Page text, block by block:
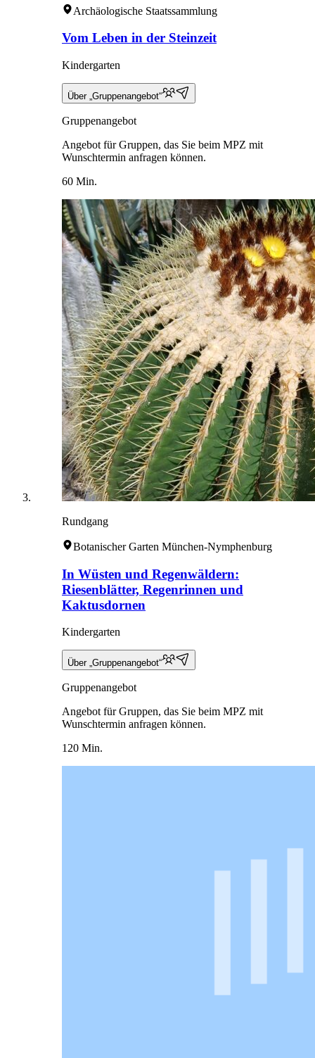
Archäologische Staatssammlung
Vom Leben in der Steinzeit
Kindergarten
Über „Gruppenangebot“
Gruppenangebot
Angebot für Gruppen, das Sie beim MPZ mit
Wunschtermin anfragen können.
60 Min.
Rundgang
Botanischer Garten München-Nymphenburg
In Wüsten und Regenwäldern:
Riesenblätter, Regenrinnen und
Kaktusdornen
Kindergarten
Über „Gruppenangebot“
Gruppenangebot
Angebot für Gruppen, das Sie beim MPZ mit
Wunschtermin anfragen können.
120 Min.